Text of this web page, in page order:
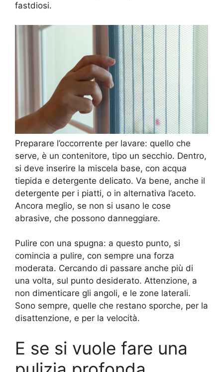
fastdiosi.
Preparare l’occorrente per lavare: quello che
serve, è un contenitore, tipo un secchio. Dentro,
si deve inserire la miscela base, con acqua
tiepida e detergente delicato. Va bene, anche il
detergente per i piatti, o in alternativa l’aceto.
Ancora meglio, se non si usano le cose
abrasive, che possono danneggiare.
Pulire con una spugna: a questo punto, si
comincia a pulire, con sempre una forza
moderata. Cercando di passare anche più di
una volta, sul punto desiderato. Attenzione, a
non dimenticare gli angoli, e le zone laterali.
Sono sempre, quelle che restano sporche, per la
disattenzione, e per la velocità.
E se si vuole fare una